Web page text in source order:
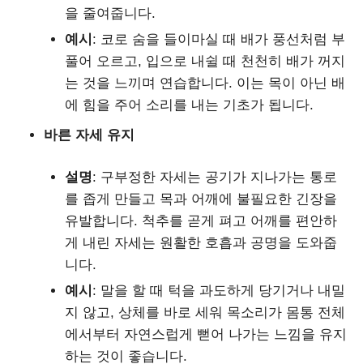
을 줄여줍니다.
예시 : 코로 숨을 들이마실 때 배가 풍선처럼 부
풀어 오르고, 입으로 내쉴 때 천천히 배가 꺼지
는 것을 느끼며 연습합니다. 이는 목이 아닌 배
에 힘을 주어 소리를 내는 기초가 됩니다.
바른 자세 유지
설명: 구부정한 자세는 공기가 지나가는 통로
를 좁게 만들고 목과 어깨에 불필요한 긴장을
유발합니다. 척추를 곧게 펴고 어깨를 편안하
게 내린 자세는 원활한 호흡과 공명을 도와줍
니다.
예시 : 말을 할 때 턱을 과도하게 당기거나 내밀
지 않고, 상체를 바로 세워 목소리가 몸통 전체
에서부터 자연스럽게 뻗어 나가는 느낌을 유지
하는 것이 좋습니다.